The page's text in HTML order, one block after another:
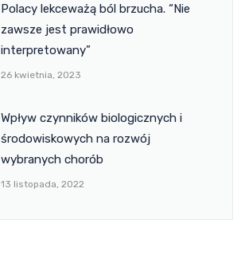
Polacy lekceważą ból brzucha. “Nie
zawsze jest prawidłowo
interpretowany”
26 kwietnia, 2023
Wpływ czynników biologicznych i
środowiskowych na rozwój
wybranych chorób
13 listopada, 2022